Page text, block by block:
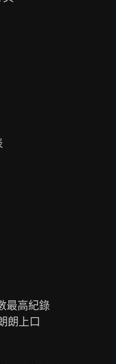
最高紀錄
朗上口